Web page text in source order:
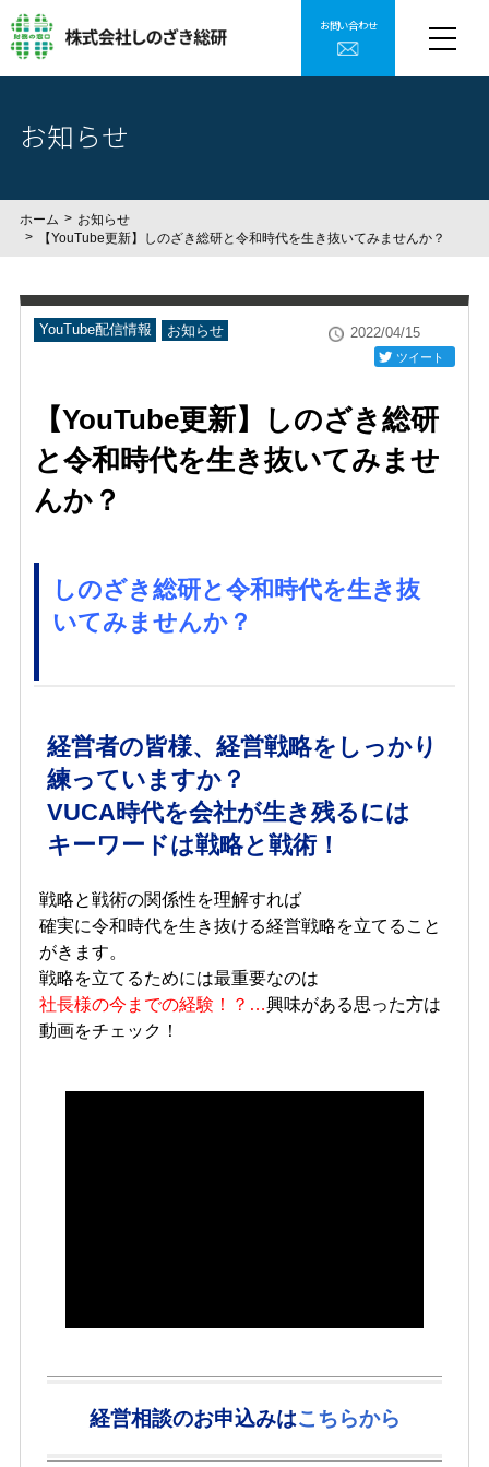
お問い合わせ
お知らせ
ホーム
お知らせ
【YouTube更新】しのざき総研と令和時代を生き抜いてみませんか？
YouTube配信情報 お知らせ 2022/04/15
ツイート
【YouTube更新】しのざき総研
と令和時代を生き抜いてみませ
んか？
しのざき総研と令和時代を生き抜
いてみませんか？
経営者の皆様、経営戦略をしっかり
練っていますか？
VUCA時代を会社が生き残るには
キーワードは戦略と戦術！
戦略と戦術の関係性を理解すれば
確実に令和時代を生き抜ける経営戦略を立てること
がきます。
戦略を立てるためには最重要なのは
社長様の今までの経験！？…興味がある思った方は
動画をチェック！
経営相談のお申込みはこちらから